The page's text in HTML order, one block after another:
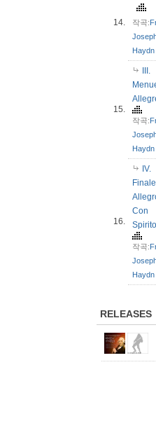
14. 작곡:
Haydn
15.
III.
작곡:
Haydn
16.
IV.
Con
작곡:
Haydn
RELEASES